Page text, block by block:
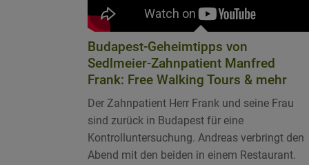
Budapest-Geheimtipps von
Sedlmeier-Zahnpatient Manfred
Frank: Free Walking Tours & mehr
Der Zahnpatient Herr Frank und seine Frau
sind zurück in Budapest für eine
Kontrolluntersuchung. Andreas verbringt den
Abend mit den beiden in einem Restaurant.